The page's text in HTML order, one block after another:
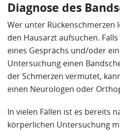
Diagnose des
Wer unter Rückenschmerzen
den Hausarzt aufsuchen.
eines Gesprächs und/oder
Untersuchung einen
der Schmerzen vermutet,
einen Neurologen oder
In vielen Fällen ist es bereits
körperlichen Untersuchung